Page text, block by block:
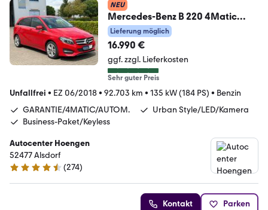
NEU
Mercedes-Benz B 220 4Matic
Urban Style Edition Garantie
*AHK.
Lieferung möglich
16.990 €
ggf. zzgl. Lieferkosten
Sehr guter Preis
Unfallfrei • EZ 06/2018• 92.703 km • 135 kW (184 PS) • Benzin
GARANTIE/4MATIC/AUTOM.
Urban Style/LED/Kamera
Business-Paket/Keyless
Autocenter Hoengen
52477 Alsdorf
4.5 Sterne
(274)
Kontakt Parken